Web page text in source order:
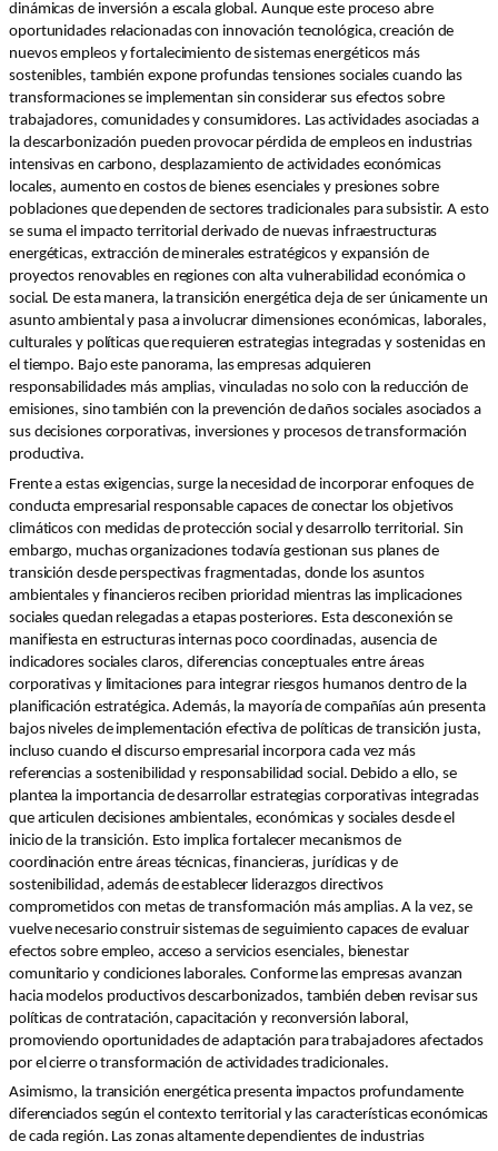
dinámicas de inversión a escala global. Aunque este proceso abre
oportunidades relacionadas con innovación tecnológica, creación de
nuevos empleos y fortalecimiento de sistemas energéticos más
sostenibles, también expone profundas tensiones sociales cuando las
transformaciones se implementan sin considerar sus efectos sobre
trabajadores, comunidades y consumidores. Las actividades asociadas a
la descarbonización pueden provocar pérdida de empleos en industrias
intensivas en carbono, desplazamiento de actividades económicas
locales, aumento en costos de bienes esenciales y presiones sobre
poblaciones que dependen de sectores tradicionales para subsistir. A esto
se suma el impacto territorial derivado de nuevas infraestructuras
energéticas, extracción de minerales estratégicos y expansión de
proyectos renovables en regiones con alta vulnerabilidad económica o
social. De esta manera, la transición energética deja de ser únicamente un
asunto ambiental y pasa a involucrar dimensiones económicas, laborales,
culturales y políticas que requieren estrategias integradas y sostenidas en
el tiempo. Bajo este panorama, las empresas adquieren
responsabilidades más amplias, vinculadas no solo con la reducción de
emisiones, sino también con la prevención de daños sociales asociados a
sus decisiones corporativas, inversiones y procesos de transformación
productiva.
Frente a estas exigencias, surge la necesidad de incorporar enfoques de
conducta empresarial responsable capaces de conectar los objetivos
climáticos con medidas de protección social y desarrollo territorial. Sin
embargo, muchas organizaciones todavía gestionan sus planes de
transición desde perspectivas fragmentadas, donde los asuntos
ambientales y financieros reciben prioridad mientras las implicaciones
sociales quedan relegadas a etapas posteriores. Esta desconexión se
manifiesta en estructuras internas poco coordinadas, ausencia de
indicadores sociales claros, diferencias conceptuales entre áreas
corporativas y limitaciones para integrar riesgos humanos dentro de la
planificación estratégica. Además, la mayoría de compañías aún presenta
bajos niveles de implementación efectiva de políticas de transición justa,
incluso cuando el discurso empresarial incorpora cada vez más
referencias a sostenibilidad y responsabilidad social. Debido a ello, se
plantea la importancia de desarrollar estrategias corporativas integradas
que articulen decisiones ambientales, económicas y sociales desde el
inicio de la transición. Esto implica fortalecer mecanismos de
coordinación entre áreas técnicas, financieras, jurídicas y de
sostenibilidad, además de establecer liderazgos directivos
comprometidos con metas de transformación más amplias. A la vez, se
vuelve necesario construir sistemas de seguimiento capaces de evaluar
efectos sobre empleo, acceso a servicios esenciales, bienestar
comunitario y condiciones laborales. Conforme las empresas avanzan
hacia modelos productivos descarbonizados, también deben revisar sus
políticas de contratación, capacitación y reconversión laboral,
promoviendo oportunidades de adaptación para trabajadores afectados
por el cierre o transformación de actividades tradicionales.
Asimismo, la transición energética presenta impactos profundamente
diferenciados según el contexto territorial y las características económicas
de cada región. Las zonas altamente dependientes de industrias